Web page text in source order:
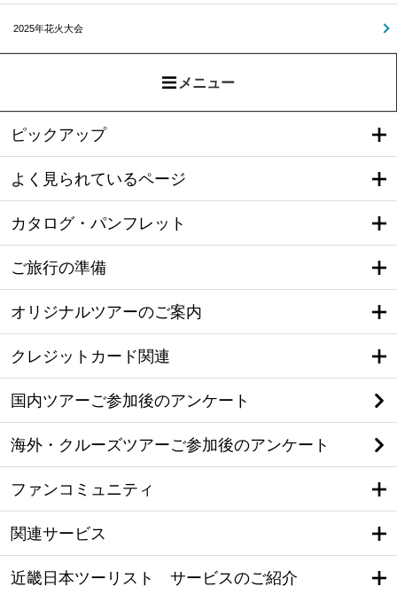
2025年花火大会
メニュー
ピックアップ
よく見られているページ
カタログ・パンフレット
ご旅行の準備
オリジナルツアーのご案内
クレジットカード関連
国内ツアーご参加後のアンケート
海外・クルーズツアーご参加後のアンケート
ファンコミュニティ
関連サービス
近畿日本ツーリスト サービスのご紹介